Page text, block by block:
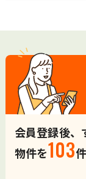
会員登録後、
物件を103